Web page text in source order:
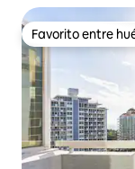
Favorito entre
Favorito entre